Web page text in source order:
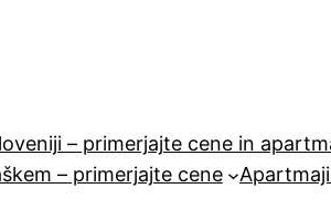
– primerjajte cene in
– primerjajte cene